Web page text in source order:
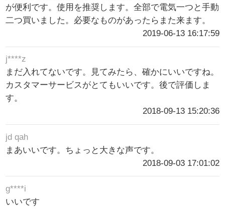
が便利です。使用を推奨します。全部で電気一つと手動
二つ買いました。必要なものがあったらまた来ます。
2019-06-13 16:17:59
j****z
まだ入れてないです。見てみたら、確かにいいですね。
カスタマーサービスがとてもいいです。後で評価しま
す。
2018-09-13 15:20:36
jd qah
まあいいです。ちょっと大きな声です。
2018-09-03 17:01:02
g****i
いいです